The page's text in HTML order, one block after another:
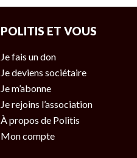
POLITIS ET VOUS
Je fais un don
Je deviens sociétaire
Je m’abonne
Je rejoins l’association
À propos de Politis
Mon compte